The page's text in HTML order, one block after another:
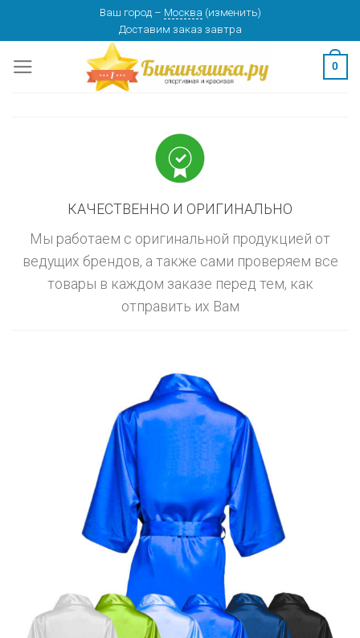
content
Ваш город – Москва (изменить)
Доставим заказ завтра
0
КАЧЕСТВЕННО И ОРИГИНАЛЬНО
Мы работаем с оригинальной продукцией от
ведущих брендов, а также сами проверяем все
товары в каждом заказе перед тем, как
отправить их Вам
изменить